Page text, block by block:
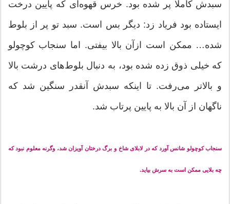
سبدش کاملا پر شده بود. خرس قهوه‌ای که پایین درخت
ایستاده بود فریاد زد: دیگر بس است. سبد تو پر از بلوط
شده… ممکن است ازآن بالا بیفتی. اما سنجاب کوچولو
که خیلی ذوق زده شده بود، به دنبال بلوط‌های درشت بالا
و بالاتر می‌رفت. تا اینکه سبدش آنقدر سنگین شد که
ناگهان از آن بالا به پایین پرتاب شد.
سنجاب کوچولو شانس آورد که در لابلای شاخ و برگ درختان آویزان شد، وگرنه معلوم نبود که
چه بلایی ممکن است به سرش بیاید.